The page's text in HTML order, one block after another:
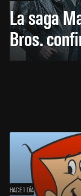
La saga
Bros.
HACE 1 DÍA